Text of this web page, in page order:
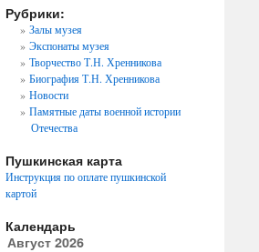
Рубрики:
Залы музея
Экспонаты музея
Творчество Т.Н. Хренникова
Биография Т.Н. Хренникова
Новости
Памятные даты военной истории
Отечества
Пушкинская карта
Инструкция по оплате пушкинской
картой
Календарь
Август 2026